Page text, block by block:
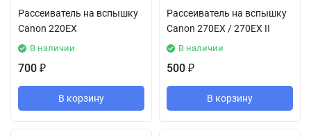
Рассеиватель на вспышку
Canon 220EX
В наличии
700 ₽
В корзину
Рассеиватель на вспышку
Canon 270EX / 270EX II
В наличии
500 ₽
В корзину